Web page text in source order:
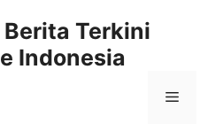
Terkini
Indonesia
Menu